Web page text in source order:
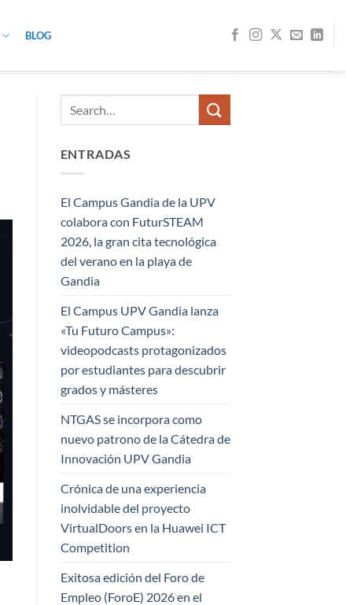
BLOG
ENTRADAS
El Campus Gandia de la UPV
colabora con FuturSTEAM
2026, la gran cita tecnológica
del verano en la playa de
Gandia
El Campus UPV Gandia lanza
«Tu Futuro Campus»:
videopodcasts protagonizados
por estudiantes para descubrir
grados y másteres
NTGAS se incorpora como
nuevo patrono de la Cátedra de
Innovación UPV Gandia
Crónica de una experiencia
inolvidable del proyecto
VirtualDoors en la Huawei ICT
Competition
Exitosa edición del Foro de
Empleo (ForoE) 2026 en el